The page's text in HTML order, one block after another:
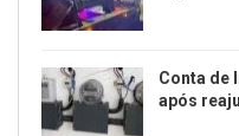
Conta de
após